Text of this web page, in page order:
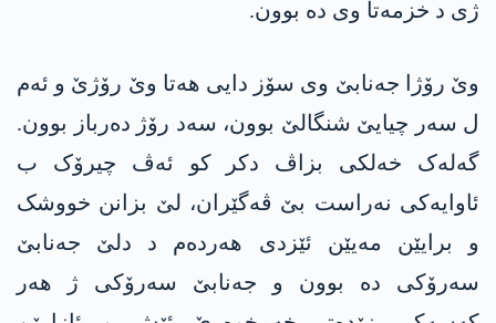
ژی د خزمەتا وی دە بوون.
وێ رۆژا جەنابێ وی سۆز دایی هەتا وێ رۆژێ و ئەم
ل سەر چیایێ شنگالێ بوون، سەد رۆژ دەرباز بوون.
گەلەک خەلکی بزاڤ دکر کو ئەڤ چیرۆک ب
ئاوایەکی نەراست بێ ڤەگێران، لێ بزانن خووشک
و برایێن مەیێن ئێزدی هەردەم د دلێ جەنابێ
سەرۆکی دە بوون و جەنابێ سەرۆکی ژ هەر